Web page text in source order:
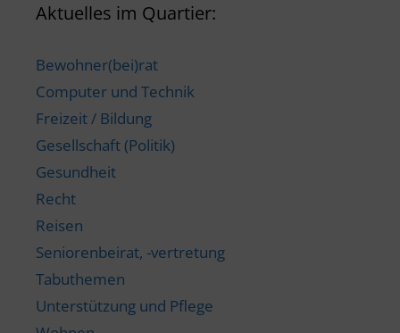
Aktuelles im Quartier:
Bewohner(bei)rat
Computer und Technik
Freizeit / Bildung
Gesellschaft (Politik)
Gesundheit
Recht
Reisen
Seniorenbeirat, -vertretung
Tabuthemen
Unterstützung und Pflege